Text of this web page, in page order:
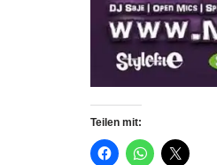
Teilen mit: